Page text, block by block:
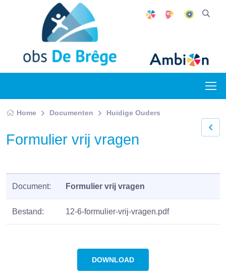
Home Documenten Huidige Ouders
Formulier vrij vragen
Document: Formulier vrij vragen
Bestand: 12-6-formulier-vrij-vragen.pdf
DOWNLOAD